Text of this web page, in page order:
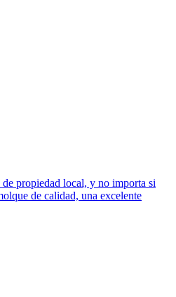
propiedad local, y no importa si
de calidad, una excelente